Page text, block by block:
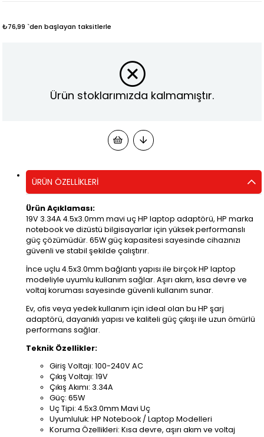
₺76,99 `den başlayan taksitlerle
Ürün stoklarımızda kalmamıştır.
ÜRÜN ÖZELLIKLERI
Ürün Açıklaması:
19V 3.34A 4.5x3.0mm mavi uç HP laptop adaptörü, HP marka
notebook ve dizüstü bilgisayarlar için yüksek performanslı
güç çözümüdür. 65W güç kapasitesi sayesinde cihazınızı
güvenli ve stabil şekilde çalıştırır.
İnce uçlu 4.5x3.0mm bağlantı yapısı ile birçok HP laptop
modeliyle uyumlu kullanım sağlar. Aşırı akım, kısa devre ve
voltaj koruması sayesinde güvenli kullanım sunar.
Ev, ofis veya yedek kullanım için ideal olan bu HP şarj
adaptörü, dayanıklı yapısı ve kaliteli güç çıkışı ile uzun ömürlü
performans sağlar.
Teknik Özellikler:
Giriş Voltajı: 100-240V AC
Çıkış Voltajı: 19V
Çıkış Akımı: 3.34A
Güç: 65W
Uç Tipi: 4.5x3.0mm Mavi Uç
Uyumluluk: HP Notebook / Laptop Modelleri
Koruma Özellikleri: Kısa devre, aşırı akım ve voltaj